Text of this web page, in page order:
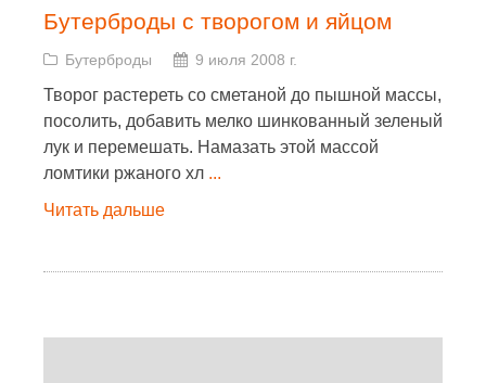
Бутерброды с творогом и яйцом
Бутерброды 9 июля 2008 г.
Творог растереть со сметаной до пышной массы,
посолить, добавить мелко шинкованный зеленый
лук и перемешать. Намазать этой массой
ломтики ржаного хл ...
Читать дальше